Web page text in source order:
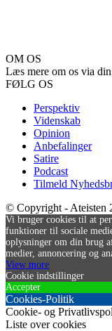
OM OS
Læs mere om os via
FØLG OS
Perspektiv
Videnskab
Opinion
Anbefalinger
Satire
Podcast
Tilmeld
© Copyright - Ateisten
Vi bruger cookies til at
funktioner til sociale
oplysninger om din brug
medier, annoncering og
View more
Cookie indstillinger
Accepter
Cookies-Politik
Cookie- og
Liste over cookies